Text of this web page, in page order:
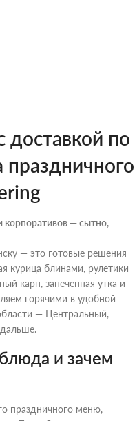
по
корпоративов — сытно,
— это готовые решения
курица блинами, рулетики
карп, запеченная утка и
горячими в удобной
— Центральный,
и зачем
праздничного меню,